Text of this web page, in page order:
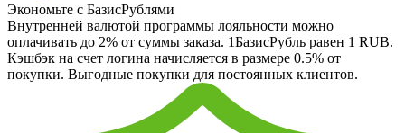
Экономьте с БазисРублями
Внутренней валютой программы лояльности можно
оплачивать до 2% от суммы заказа. 1БазисРубль равен 1 RUB.
Кэшбэк на счет логина начисляется в размере 0.5% от
покупки. Выгодные покупки для постоянных клиентов.